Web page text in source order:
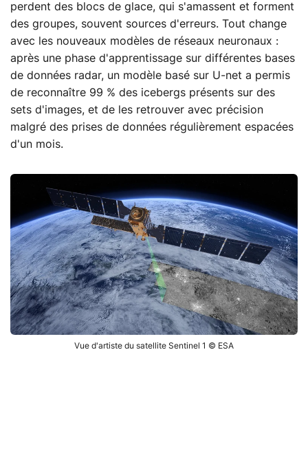
perdent des blocs de glace, qui s'amassent et forment
des groupes, souvent sources d'erreurs. Tout change
avec les nouveaux modèles de réseaux neuronaux :
après une phase d'apprentissage sur différentes bases
de données radar, un modèle basé sur U-net a permis
de reconnaître 99 % des icebergs présents sur des
sets d'images, et de les retrouver avec précision
malgré des prises de données régulièrement espacées
d'un mois.
Vue d'artiste du satellite Sentinel 1 © ESA